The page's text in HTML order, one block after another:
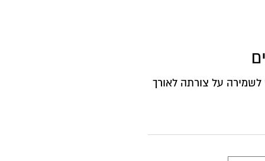
לשמירה על צורתה לאורך